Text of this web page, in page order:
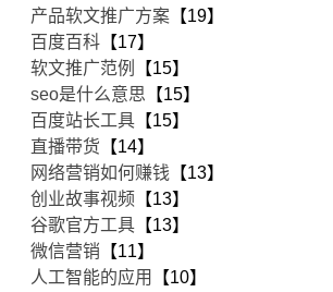
产品软文推广方案 【19】
百度百科 【17】
软文推广范例
【15】
seo是什么意思 【15】
百度站长工具 【15】
直播带货 【14】
网络营销如何赚钱 【13】
创业故事视频 【13】
谷歌官方工具 【13】
微信营销 【11】
人工智能的应用
【10】